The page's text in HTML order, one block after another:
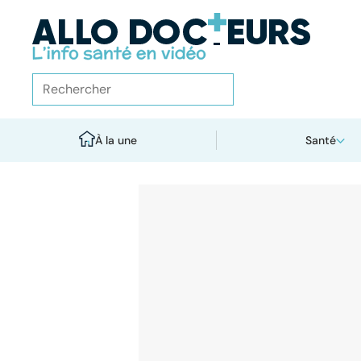
À la une Santé